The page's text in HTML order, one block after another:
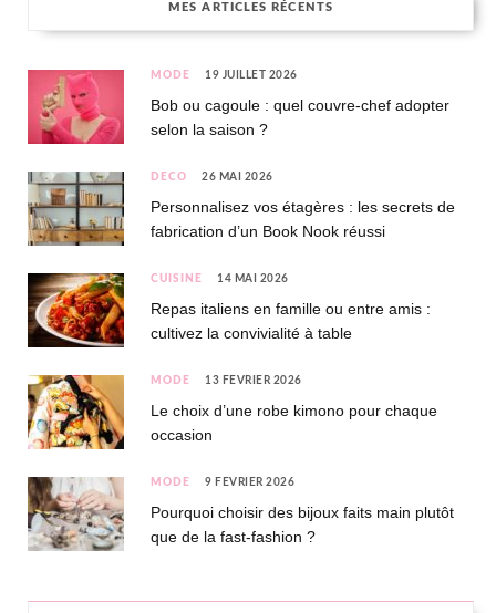
MES ARTICLES RÉCENTS
MODE 19 JUILLET 2026
Bob ou cagoule : quel couvre-chef adopter
selon la saison ?
DÉCO 26 MAI 2026
Personnalisez vos étagères : les secrets de
fabrication d’un Book Nook réussi
CUISINE 14 MAI 2026
Repas italiens en famille ou entre amis :
cultivez la convivialité à table
MODE 13 FÉVRIER 2026
Le choix d’une robe kimono pour chaque
occasion
MODE 9 FÉVRIER 2026
Pourquoi choisir des bijoux faits main plutôt
que de la fast-fashion ?